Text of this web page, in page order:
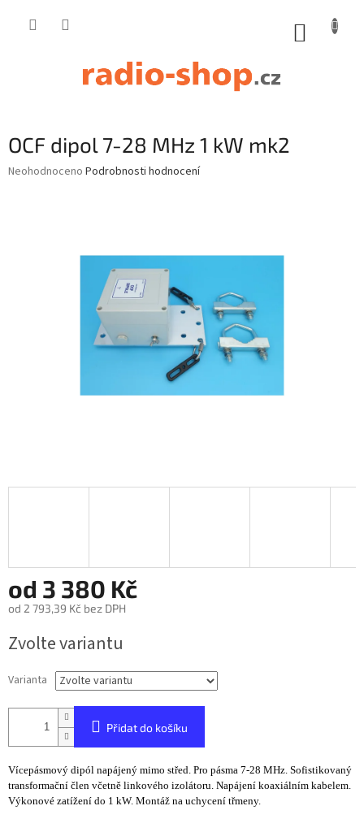
OCF dipol 7-28 MHz 1 kW mk2
Průměrné
Neohodnoceno Podrobnosti hodnocení
od 3 380 Kč
od 2 793,39 Kč bez DPH
cena:
Zvolte variantu
Varianta
Přidat do košíku
Vícepásmový dipól napájený mimo střed. Pro pásma 7-28 MHz. Sofistikovaný
transformační člen včetně linkového izolátoru. Napájení koaxiálním kabelem.
Výkonové zatížení do 1 kW. Montáž na uchycení třmeny.